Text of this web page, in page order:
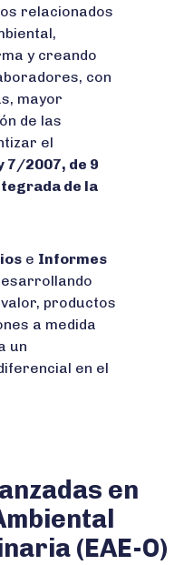
relacionados
y creando
con
mayor
de las
el
7/2007, de 9
de la
e Informes
productos
a medida
un
en el
en
(EAE-O)